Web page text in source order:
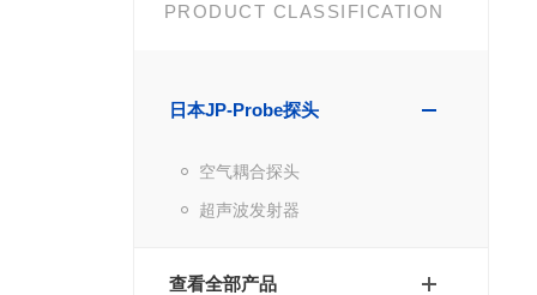
PRODUCT CLASSIFICATION
日本JP-Probe探头
空气耦合探头
超声波发射器
查看全部产品